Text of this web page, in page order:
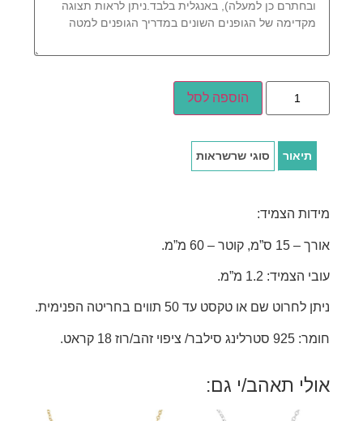
הוספה לסל
תיאור סוגי שרשראות
מידות הצמיד:
אורך – 15 ס”מ, קוטר – 60 מ”מ.
עובי הצמיד: 1.2 מ”מ.
ניתן לחרוט שם או טקסט עד 50 תווים בחריטה הפנימית.
חומר: 925 סטרלינג סילבר/ ציפוי זהב/רוז 18 קראט.
אולי תאהב/י גם: